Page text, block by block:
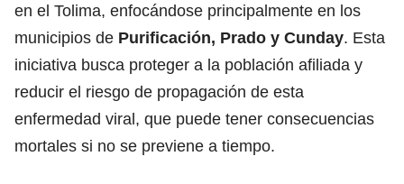
en el Tolima, enfocándose principalmente en los
municipios de Purificación, Prado y Cunday. Esta
iniciativa busca proteger a la población afiliada y
reducir el riesgo de propagación de esta
enfermedad viral, que puede tener consecuencias
mortales si no se previene a tiempo.